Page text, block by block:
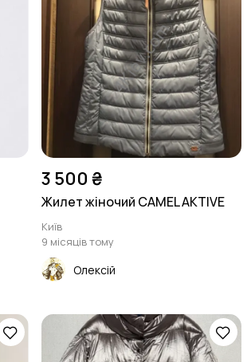
3 500 ₴
Жилет жіночий CAMEL AKTIVE
Київ
9 місяців тому
Олексій